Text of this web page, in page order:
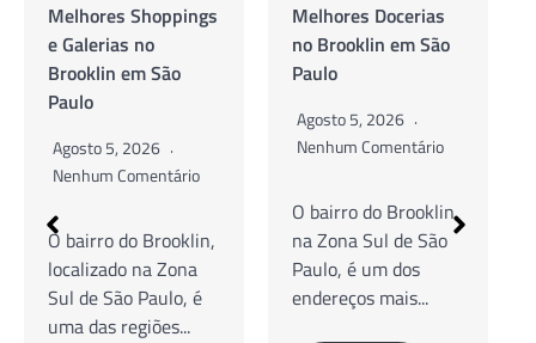
Melhores Shoppings
e Galerias no
Brooklin em São
Paulo
Agosto 5, 2026
Nenhum Comentário
O bairro do Brooklin,
localizado na Zona
Sul de São Paulo, é
uma das regiões...
Melhores Docerias
no Brooklin em São
Paulo
Agosto 5, 2026
Nenhum Comentário
O bairro do Brooklin,
na Zona Sul de São
Paulo, é um dos
endereços mais...